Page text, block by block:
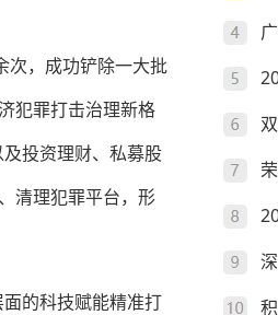
次，成功铲除一大批
犯罪打击治理新格
投资理财、私募股
清理犯罪平台，形
的科技赋能精准打